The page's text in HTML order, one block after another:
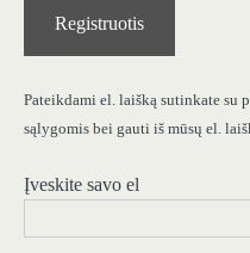
Registruotis
Pateikdami el. laišką sutinkate
sąlygomis bei gauti iš mūsų el.
Įveskite savo el